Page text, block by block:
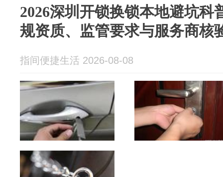
2026深圳开锁换锁本地避坑科
规资质、监管要求与服务商核
指间便捷生活 2026-08-08